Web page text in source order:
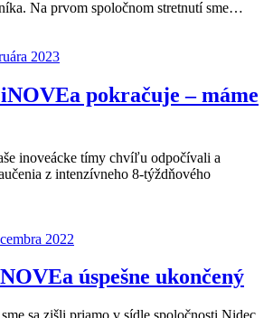
Na prvom spoločnom stretnutí sme…
2023
pokračuje – máme
inoveácke tímy chvíľu odpočívali a
z intenzívneho 8-týždňového
2022
úspešne ukončený